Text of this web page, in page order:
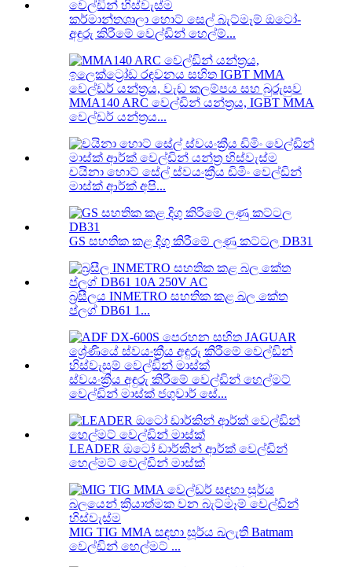
කර්මාන්තශාලා හොට් සෙල් බැට්මෑම් ඔටෝ-
අඳුරු කිරීමේ වෙල්ඩින් හෙල්ම්...
MMA140 ARC වෙල්ඩින් යන්ත්‍රය, IGBT MMA
වෙල්ඩර් යන්ත්‍රය...
චයිනා හොට් සේල් ස්වයංක්‍රීය ඩිමිං වෙල්ඩින්
මාස්ක් ආර්ක් අපි...
GS සහතික කළ දිගු කිරීමේ ලණු කට්ටල DB31
බ්‍රසීලය INMETRO සහතික කළ බල කේත
ප්ලග් DB61 1...
ස්වයංක්‍රීය අඳුරු කිරීමේ වෙල්ඩින් හෙල්මට්
වෙල්ඩින් මාස්ක් ජගුවාර් සේ...
LEADER ඔටෝ ඩාර්කින් ආර්ක් වෙල්ඩින්
හෙල්මට් වෙල්ඩින් මාස්ක්
MIG TIG MMA සඳහා සූර්ය බලැති Batmam
වෙල්ඩින් හෙල්මට් ...